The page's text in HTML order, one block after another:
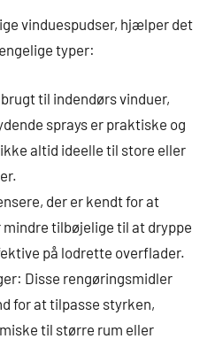
vinduespudser, hjælper det
typer:
til indendørs vinduer,
sprays er praktiske og
altid ideelle til store eller
der er kendt for at
tilbøjelige til at dryppe
på lodrette overflader.
Disse rengøringsmidler
for at tilpasse styrken,
til større rum eller